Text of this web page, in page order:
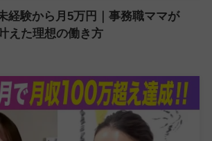
経験から月5万円｜事務職ママが
えた理想の働き方